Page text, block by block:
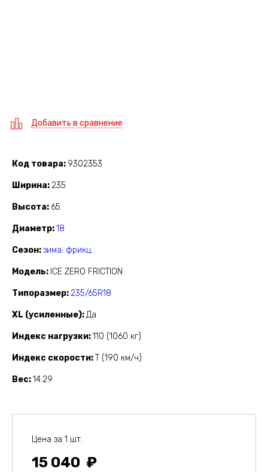
Добавить в сравнение
Код товара 9302353
Ширина 235
Высота 65
Диаметр 18
Сезон зима: фрикц.
Модель ICE ZERO FRICTION
Типоразмер 235/65R18
XL (усиленные) Да
Индекс нагрузки 110 (1060 кг)
Индекс скорости T (190 км/ч)
Вес 14.29
Цена за 1 шт.
15 040